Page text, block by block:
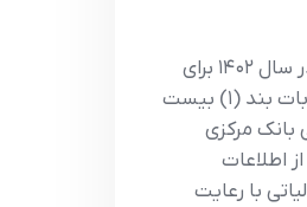
در این بخشنامه آمده است: پیرو نامه شماره ۲۵۸/۶۳۲۲۵/ د مورخ ۱۴۰۳/۰۸/۲۷ در خصوص تمدید مهلت رفع تعهد ارزی صادر کنندگان از ا کالا در سال ۱۴۰۲ برای
بهره مندی از معافیت مالیاتی موضوع ماده (۱۴۱) قانون مالیات‌های مستقیم با رعایت سایر مقررات مربوطه تا پایان آبان ماه سال جاری وفق مصوبات بند (۱) بیست
سال ۱۴۰۲ بر اساس اطلاعات ارسالی بانک مرکزی
جمهوری اسلامی ایران مبتنی بر رفع تعهد هر کوتاژ صادراتی به منظور بهره برداری و اعمال معافیت‌های مالیاتی قانونی در سامانه بهره برداری ۲۰۰۲ از اطلاعات
با رعایت